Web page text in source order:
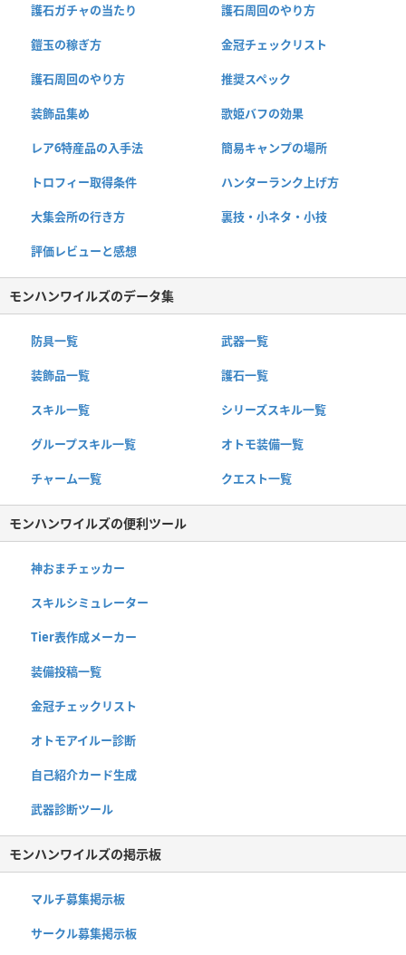
護石ガチャの当たり 護石周回のやり方
鎧玉の稼ぎ方 金冠チェックリスト
護石周回のやり方 推奨スペック
装飾品集め 歌姫バフの効果
レア6特産品の入手法 簡易キャンプの場所
トロフィー取得条件 ハンターランク上げ方
大集会所の行き方 裏技・小ネタ・小技
評価レビューと感想
モンハンワイルズのデータ集
防具一覧 武器一覧
装飾品一覧 護石一覧
スキル一覧 シリーズスキル一覧
グループスキル一覧 オトモ装備一覧
チャーム一覧 クエスト一覧
モンハンワイルズの便利ツール
神おまチェッカー
スキルシミュレーター
Tier表作成メーカー
装備投稿一覧
金冠チェックリスト
オトモアイルー診断
自己紹介カード生成
武器診断ツール
モンハンワイルズの掲示板
マルチ募集掲示板
サークル募集掲示板